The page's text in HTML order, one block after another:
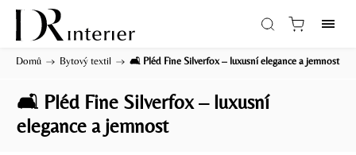
Domů / Bytový textil / 🛋️ Pléd Fine Silverfox – luxusní elegance a jemnost
🛋️ Pléd Fine Silverfox – luxusní
elegance a jemnost